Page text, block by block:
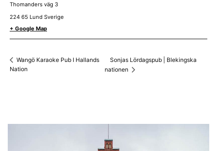
Thomanders väg 3
224 65 Lund Sverige
+ Google Map
Wangö Karaoke Pub I Hallands
Nation
Sonjas Lördagspub | Blekingska
nationen